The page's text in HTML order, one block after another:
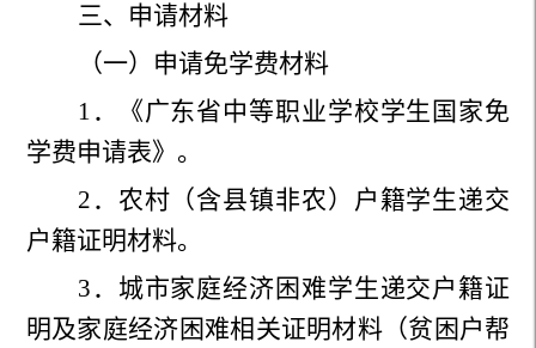
三、申请材料
（一）申请免学费材料
1 ．《广东省中等职业学校学生国家免
学费申请表》。
2 ．农村（含县镇非农）户籍学生递交
户籍证明材料。
3 ．城市家庭经济困难学生递交户籍证
明及家庭经济困难相关证明材料（贫困户帮